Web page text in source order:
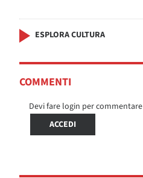
ESPLORA CULTURA
COMMENTI
Devi fare login per commentare
ACCEDI